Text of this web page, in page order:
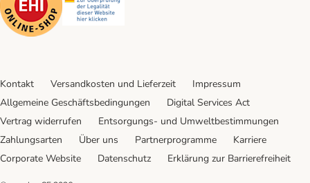
Kontakt Versandkosten und Lieferzeit
Impressum
Allgemeine Geschäftsbedingungen
Digital Services Act
Vertrag widerrufen
Entsorgungs- und Umweltbestimmungen
Zahlungsarten
Über uns Partnerprogramme
Karriere
Corporate Website
Datenschutz Erklärung zur Barrierefreiheit